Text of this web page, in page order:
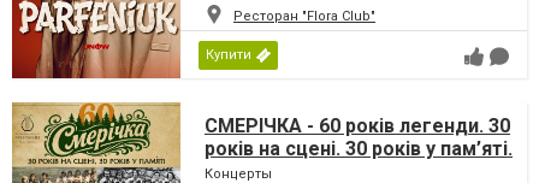
Ресторан "Flora Club"
Купити
СМЕРІЧКА - 60 років легенди. 30
років на сцені. 30 років у пам’яті.
Концерты